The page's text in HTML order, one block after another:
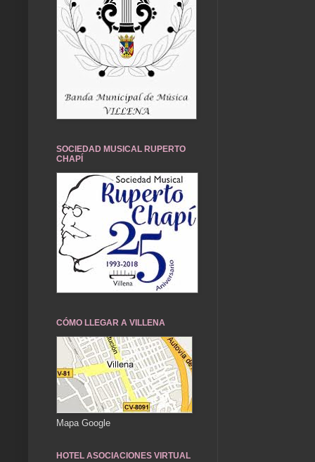
SOCIEDAD MUSICAL RUPERTO
CHAPÍ
CÓMO LLEGAR A VILLENA
Mapa Google
HOTEL ASOCIACIONES VIRTUAL